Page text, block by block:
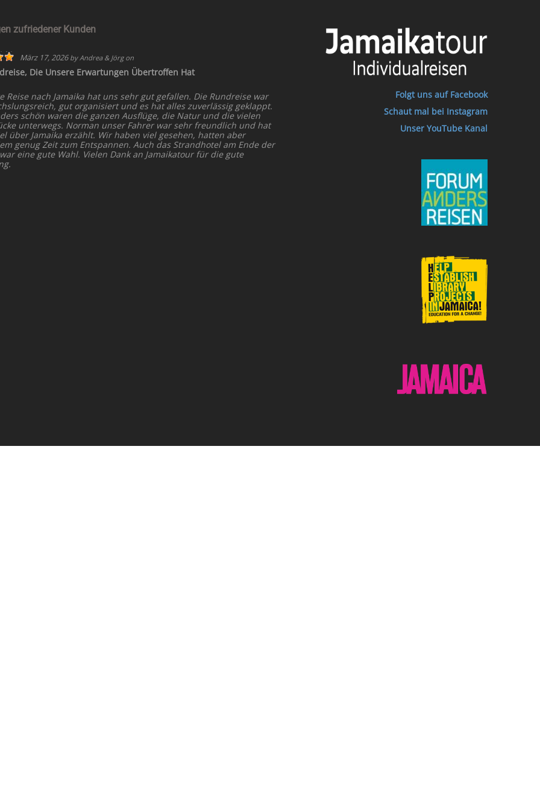
zufriedener Kunden
März 17, 2026by Andrea & Jörgon
Die Unsere Erwartungen Übertroffen Hat
Reise nach Jamaika hat uns sehr gut gefallen. Die Rundreise war
gut organisiert und es hat alles zuverlässig geklappt.
schön waren die ganzen Ausflüge, die Natur und die vielen
unterwegs. Norman unser Fahrer war sehr freundlich und hat
über Jamaika erzählt. Wir haben viel gesehen, hatten aber
genug Zeit zum Entspannen. Auch das Strandhotel am Ende der
eine gute Wahl. Vielen Dank an Jamaikatour für die gute
Folgt uns auf Facebook
Schaut mal bei Instagram
Unser YouTube Kanal